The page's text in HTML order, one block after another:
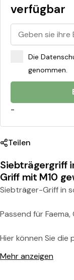
verfügbar
Die
genommen.
-
Teilen
Teilen:
Siebträgergriff
Griff mit M10
Siebträger-Griff in
Passend für Faema,
Hier können Sie
Mehr anzeigen